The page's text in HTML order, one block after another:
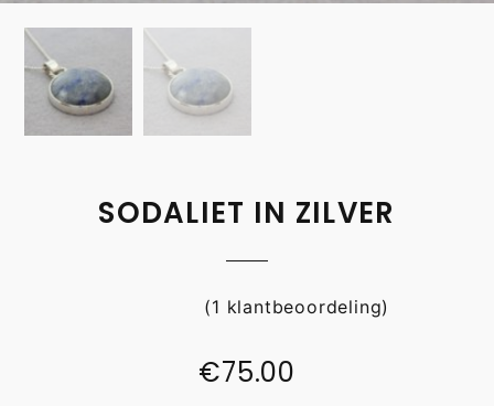
SODALIET IN ZILVER
(1 klantbeoordeling)
€75.00